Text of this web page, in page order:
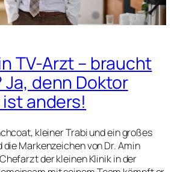
TV-Arzt – braucht
Ja, denn Doktor
anders!
kleiner Trabi und ein großes
die Markenzeichen von Dr. Amin
der kleinen Klinik in der